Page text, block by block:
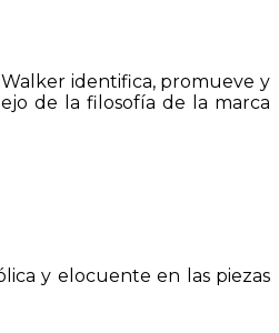
identifica, promueve y
de la filosofía de la marca
y elocuente en las piezas